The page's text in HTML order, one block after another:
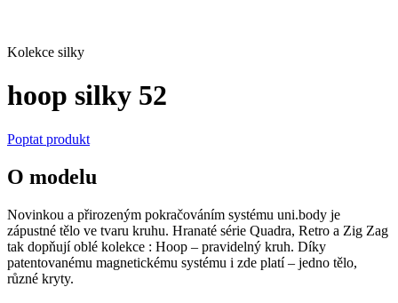
Kolekce silky
hoop silky 52
Poptat produkt
O modelu
Novinkou a přirozeným pokračováním systému uni.body je
zápustné tělo ve tvaru kruhu. Hranaté série Quadra, Retro a Zig Zag
tak dopňují oblé kolekce : Hoop – pravidelný kruh. Díky
patentovanému magnetickému systému i zde platí – jedno tělo,
různé kryty.